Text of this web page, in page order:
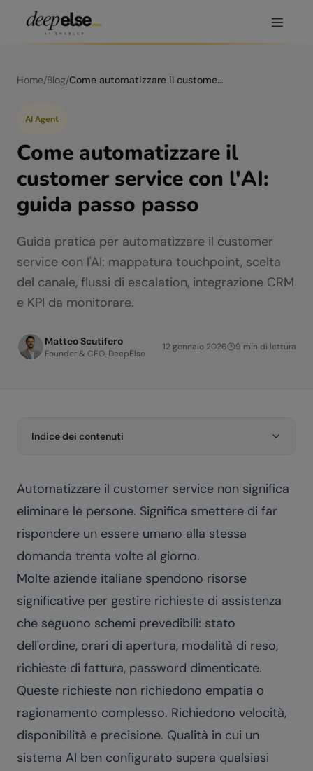
Home/Blog/ Come automatizzare il customer service con l'AI: guida passo passo
AI Agent
Come automatizzare il
customer service con l'AI:
guida passo passo
Guida pratica per automatizzare il customer
service con l'AI: mappatura touchpoint, scelta
del canale, flussi di escalation, integrazione CRM
e KPI da monitorare.
Matteo Scutifero
Founder & CEO, DeepElse
12 gennaio 2026 9 min di lettura
Indice dei contenuti
Automatizzare il customer service non significa
eliminare le persone. Significa smettere di far
rispondere un essere umano alla stessa
domanda trenta volte al giorno.
Molte aziende italiane spendono risorse
significative per gestire richieste di assistenza
che seguono schemi prevedibili: stato
dell'ordine, orari di apertura, modalità di reso,
richieste di fattura, password dimenticate.
Queste richieste non richiedono empatia o
ragionamento complesso. Richiedono velocità,
disponibilità e precisione. Qualità in cui un
sistema AI ben configurato supera qualsiasi